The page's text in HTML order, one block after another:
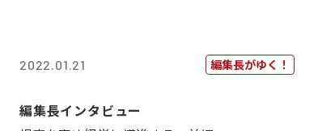
2022.01.21 編集長がゆく！
編集長インタビュー